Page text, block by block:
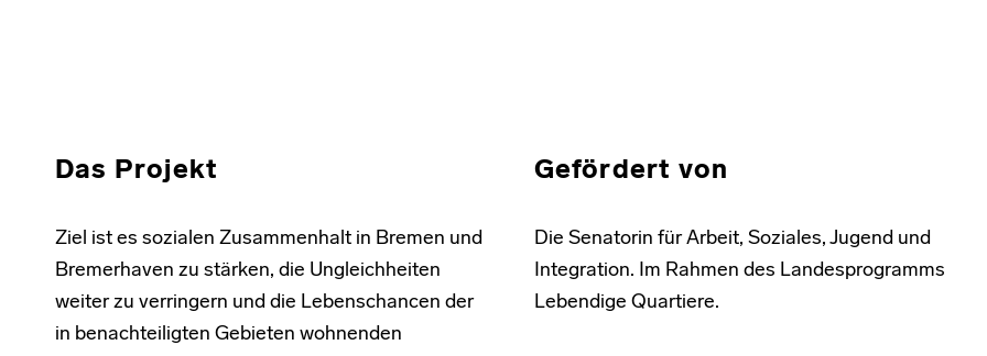
Das Projekt
Ziel ist es sozialen Zusammenhalt in Bremen und
Bremerhaven zu stärken, die Ungleichheiten
weiter zu verringern und die Lebenschancen der
in benachteiligten Gebieten wohnenden
Gefördert von
Die Senatorin für Arbeit, Soziales, Jugend und
Integration. Im Rahmen des Landesprogramms
Lebendige Quartiere.